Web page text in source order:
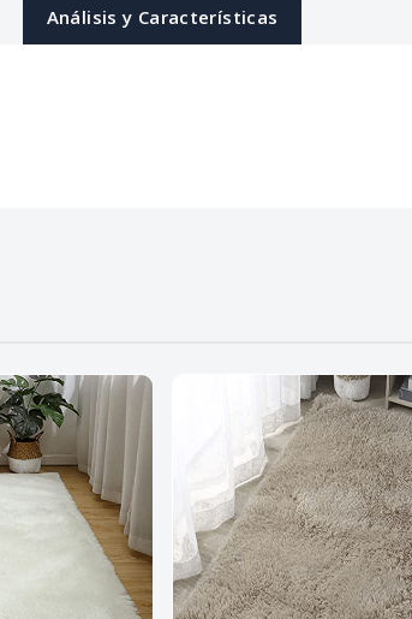
Análisis y Características